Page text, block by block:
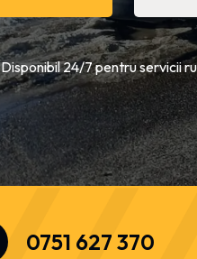
Disponibil 24/7 pentru servicii
0751 627 370